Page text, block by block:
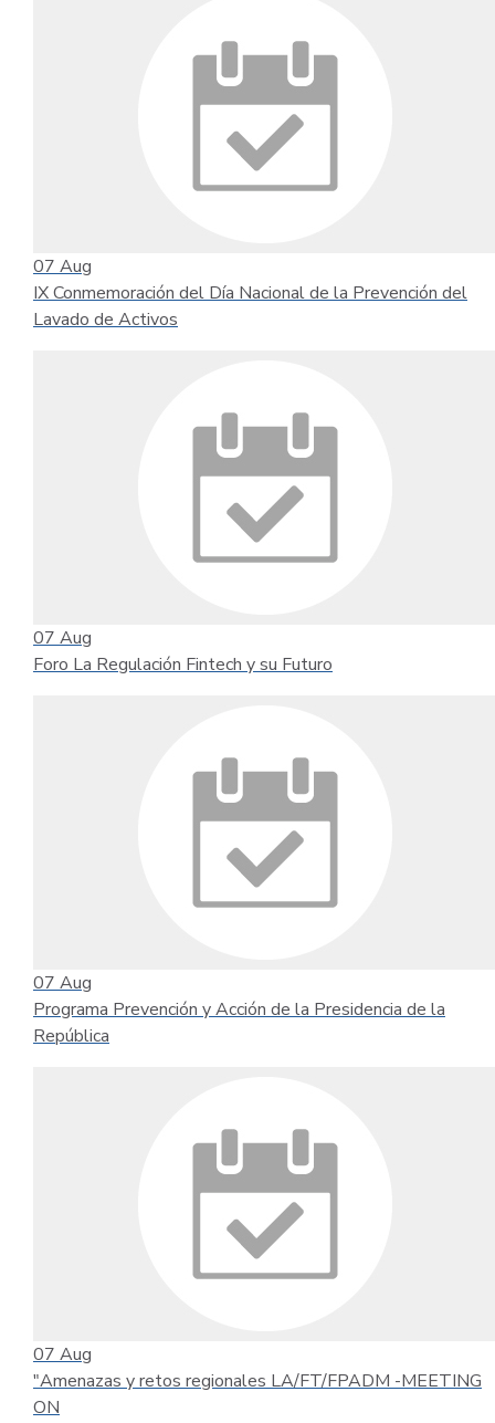
07 Aug
IX Conmemoración del Día Nacional de la Prevención del
Lavado de Activos
07 Aug
Foro La Regulación Fintech y su Futuro
07 Aug
Programa Prevención y Acción de la Presidencia de la
República
07 Aug
"Amenazas y retos regionales LA/FT/FPADM -MEETING
ON